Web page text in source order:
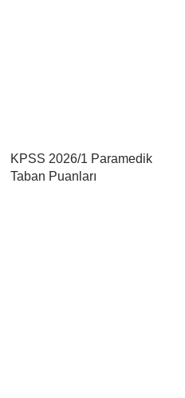
KPSS 2026/1 Paramedik
Taban Puanları